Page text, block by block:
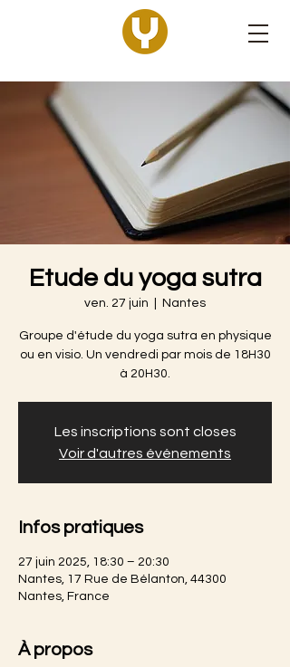
Etude du yoga sutra
ven. 27 juin Nantes
Groupe d'étude du yoga sutra en physique
ou en visio. Un vendredi par mois de 18H30
à 20H30.
Les inscriptions sont closes
Voir d'autres événements
Infos pratiques
27 juin 2025, 18:30 – 20:30
Nantes, 17 Rue de Bélanton, 44300
Nantes, France
À propos